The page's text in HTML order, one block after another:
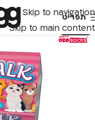
Skip to navigation
Skip to main content
תפריט
אזל מהמלאי